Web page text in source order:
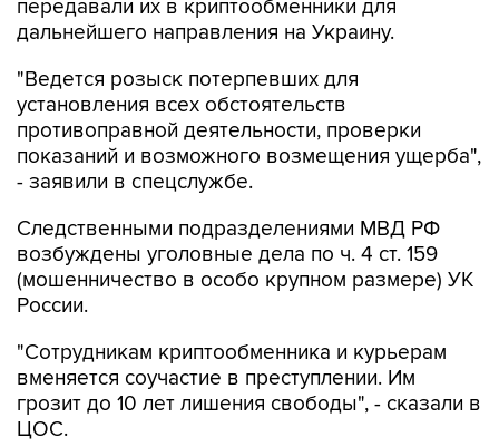
"Ведется розыск потерпевших для
противоправной деятельности, проверки
показаний и возможного возмещения ущерба",
- заявили в спецслужбе.
Следственными подразделениями МВД РФ
(мошенничество в особо крупном размере) УК
России.
"Сотрудникам криптообменника и курьерам
грозит до 10 лет лишения свободы", - сказали в
ЦОС.
МВД РФ